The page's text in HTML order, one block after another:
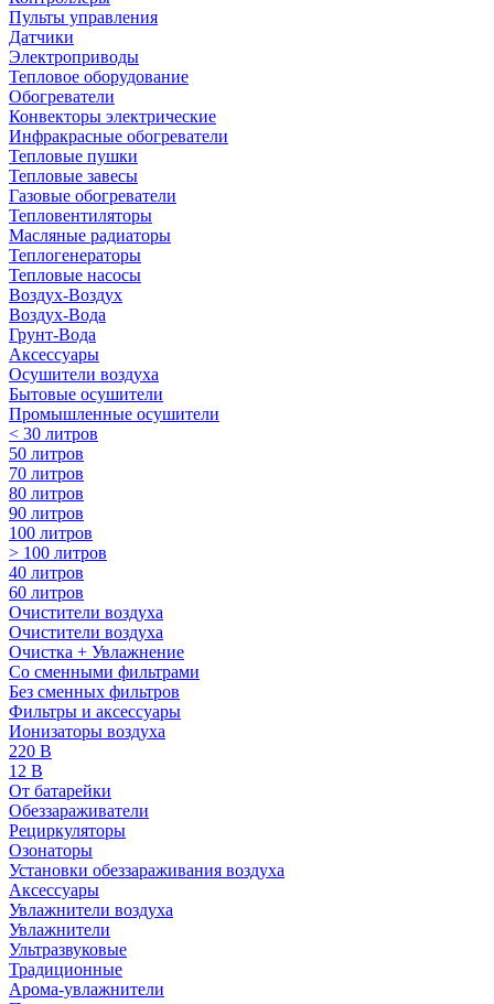
Пульты управления
Датчики
Электроприводы
Тепловое оборудование
Обогреватели
Конвекторы электрические
Инфракрасные обогреватели
Тепловые пушки
Тепловые завесы
Газовые обогреватели
Тепловентиляторы
Масляные радиаторы
Теплогенераторы
Тепловые насосы
Воздух-Воздух
Воздух-Вода
Грунт-Вода
Аксессуары
Осушители воздуха
Бытовые осушители
Промышленные осушители
< 30 литров
50 литров
70 литров
80 литров
90 литров
100 литров
> 100 литров
40 литров
60 литров
Очистители воздуха
Очистители воздуха
Очистка + Увлажнение
Cо сменными фильтрами
Без сменных фильтров
Фильтры и аксессуары
Ионизаторы воздуха
220 В
12 В
От батарейки
Обеззараживатели
Рециркуляторы
Озонаторы
Установки обеззараживания воздуха
Аксессуары
Увлажнители воздуха
Увлажнители
Ультразвуковые
Традиционные
Арома-увлажнители